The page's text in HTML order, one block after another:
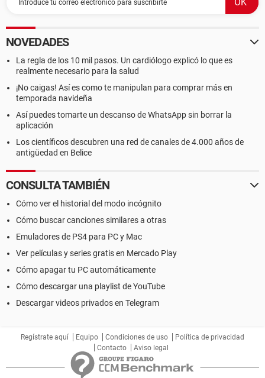
NOVEDADES
La regla de los 10 mil pasos. Un cardiólogo explicó lo que es
realmente necesario para la salud
¡No caigas! Así es como te manipulan para comprar más en
temporada navideña
Así puedes tomarte un descanso de WhatsApp sin borrar la
aplicación
Los científicos descubren una red de canales de 4.000 años de
antigüedad en Belice
CONSULTA TAMBIÉN
Cómo ver el historial del modo incógnito
Cómo buscar canciones similares a otras
Emuladores de PS4 para PC y Mac
Ver películas y series gratis en Mercado Play
Cómo apagar tu PC automáticamente
Cómo descargar una playlist de YouTube
Descargar videos privados en Telegram
Regístrate aquí Equipo Condiciones de uso
Política de privacidad
Contacto
Aviso legal